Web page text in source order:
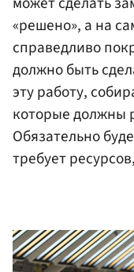
«решено», а на
справедливо
должно быть
эту работу,
которые должны
Обязательно
требует